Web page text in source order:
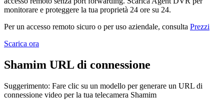
monitorare e proteggere la tua proprietà 24 ore su 24.
Per un accesso remoto sicuro o per uso aziendale, consulta Prezzi
Scarica ora
Shamim URL di connessione
Suggerimento: Fare clic su un modello per generare un URL di
connessione video per la tua telecamera Shamim